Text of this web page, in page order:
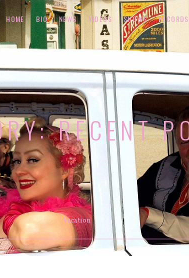
HOME BIO NEWS VIDEOS SHOWS RECORDS
RECENT
Vacation